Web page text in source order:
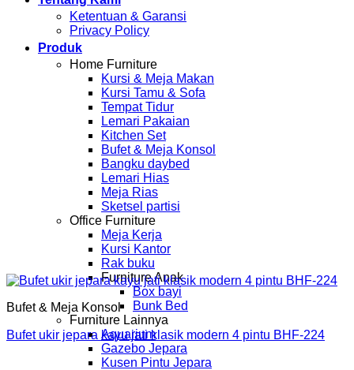
Ketentuan & Garansi
Privacy Policy
Produk
Home Furniture
Kursi & Meja Makan
Kursi Tamu & Sofa
Tempat Tidur
Lemari Pakaian
Kitchen Set
Bufet & Meja Konsol
Bangku daybed
Lemari Hias
Meja Rias
Sketsel partisi
Office Furniture
Meja Kerja
Kursi Kantor
Rak buku
Furniture Anak
Box bayi
Bunk Bed
Furniture Lainnya
Aquarium
Gazebo Jepara
Kusen Pintu Jepara
Bufet & Meja Konsol
Bufet ukir jepara kayu jati klasik modern 4 pintu BHF-224